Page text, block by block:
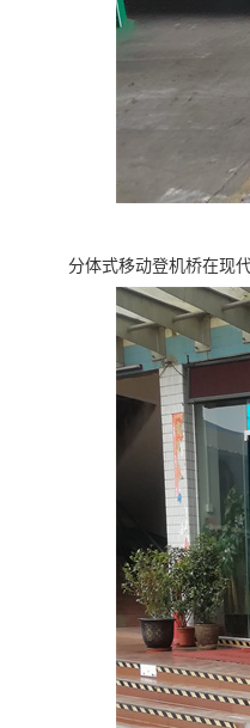
分体式移动登机桥在现